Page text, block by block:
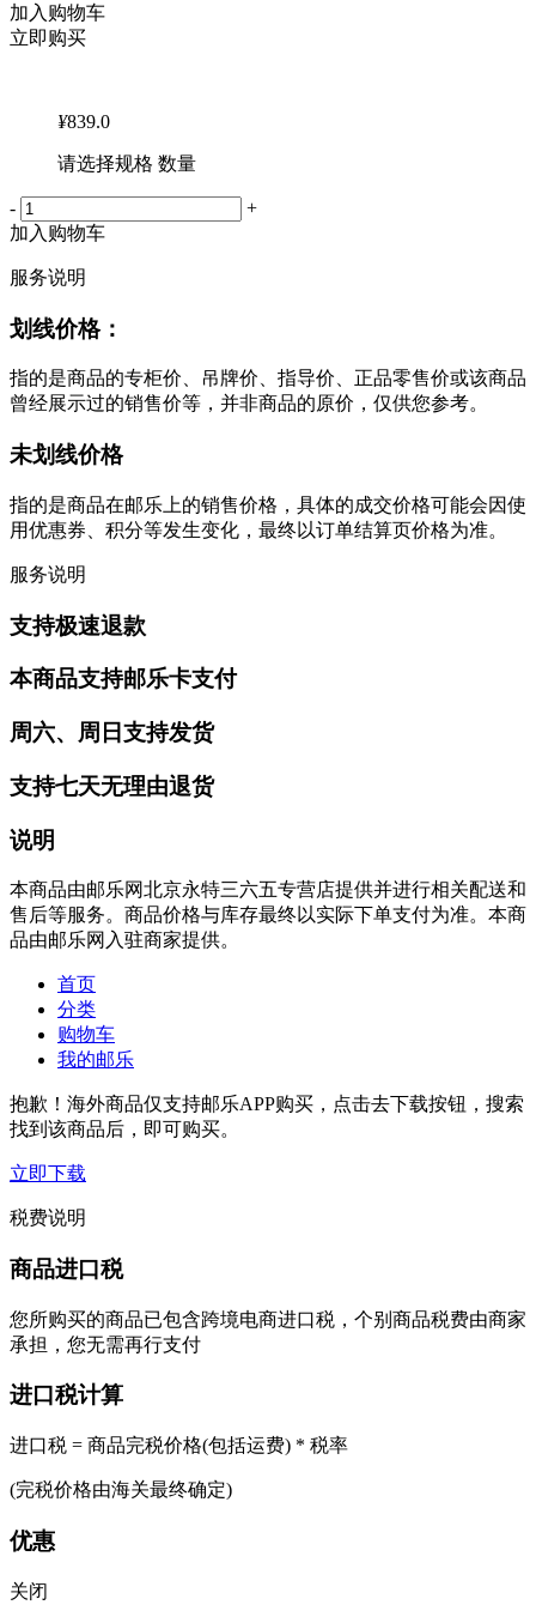
加入购物车
立即购买
¥839.0
请选择规格 数量
-
+
加入购物车
服务说明
划线价格：
指的是商品的专柜价、吊牌价、指导价、正品零售价或该商品
曾经展示过的销售价等，并非商品的原价，仅供您参考。
未划线价格
指的是商品在邮乐上的销售价格，具体的成交价格可能会因使
用优惠券、积分等发生变化，最终以订单结算页价格为准。
服务说明
支持极速退款
本商品支持邮乐卡支付
周六、周日支持发货
支持七天无理由退货
说明
本商品由邮乐网北京永特三六五专营店提供并进行相关配送和
售后等服务。商品价格与库存最终以实际下单支付为准。本商
品由邮乐网入驻商家提供。
首页
分类
购物车
我的邮乐
抱歉！海外商品仅支持邮乐APP购买，点击去下载按钮，搜索
找到该商品后，即可购买。
立即下载
税费说明
商品进口税
您所购买的商品已包含跨境电商进口税，个别商品税费由商家
承担，您无需再行支付
进口税计算
进口税 = 商品完税价格(包括运费) * 税率
(完税价格由海关最终确定)
优惠
关闭